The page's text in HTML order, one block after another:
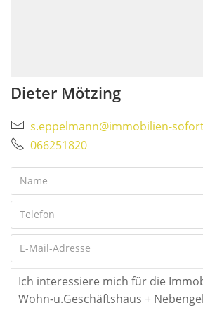
Dieter Mötzing
s.eppelmann@immobilien-
066251820